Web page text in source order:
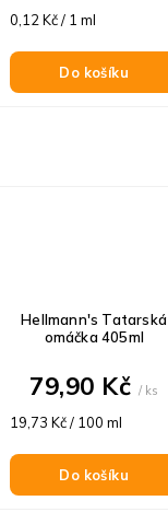
Měrná
0,12 Kč / 1 ml
Do košíku
Hellmann's Tatarská
omáčka 405ml
79,90 Kč / ks
Měrná
19,73 Kč / 100 ml
Do košíku